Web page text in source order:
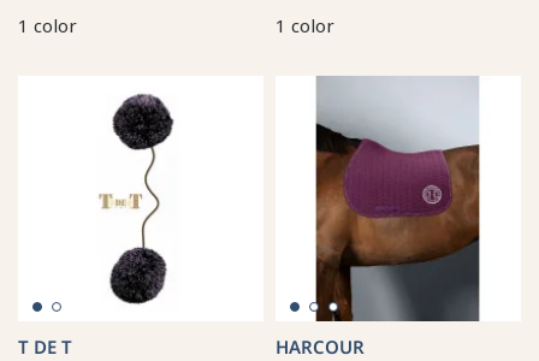
1 color
1 color
T DE T HARCOUR